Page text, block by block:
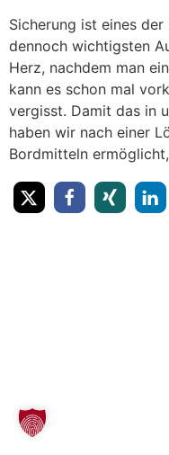
Sicherung ist eines
dennoch wichtigsten
Herz, nachdem man
kann es schon mal
vergisst. Damit das in
haben wir nach einer
Bordmitteln